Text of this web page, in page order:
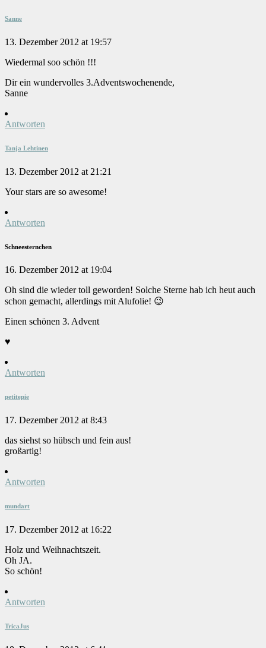
Sanne
13. Dezember 2012 at 19:57
Wiedermal soo schön !!!
Dir ein wundervolles 3.Adventswochenende,
Sanne
Antworten
Tanja Lehtinen
13. Dezember 2012 at 21:21
Your stars are so awesome!
Antworten
Schneesternchen
16. Dezember 2012 at 19:04
Oh sind die wieder toll geworden! Solche Sterne hab ich heut auch
schon gemacht, allerdings mit Alufolie! 😉
Einen schönen 3. Advent
♥
Antworten
petitepie
17. Dezember 2012 at 8:43
das siehst so hübsch und fein aus!
großartig!
Antworten
mundart
17. Dezember 2012 at 16:22
Holz und Weihnachtszeit.
Oh JA.
So schön!
Antworten
TricaJus